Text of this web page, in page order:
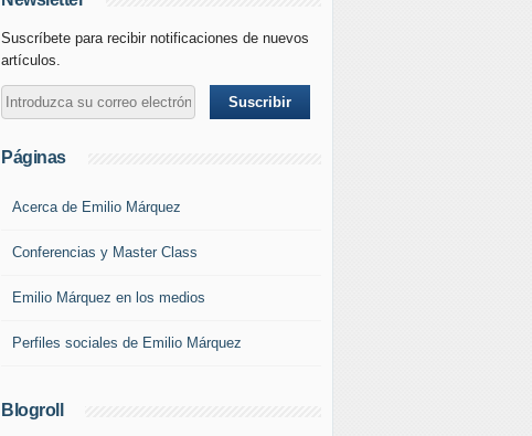
Suscríbete para recibir notificaciones de nuevos
artículos.
Páginas
Acerca de Emilio Márquez
Conferencias y Master Class
Emilio Márquez en los medios
Perfiles sociales de Emilio Márquez
Blogroll